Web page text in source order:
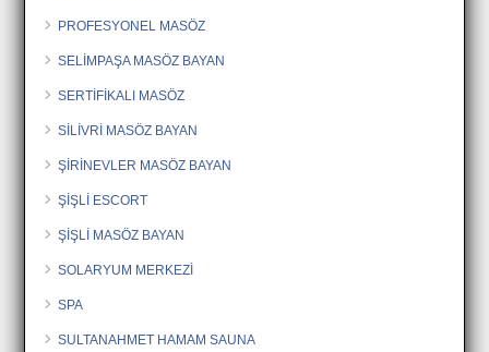
PROFESYONEL MASÖZ
SELİMPAŞA MASÖZ BAYAN
SERTİFİKALI MASÖZ
SİLİVRİ MASÖZ BAYAN
ŞİRİNEVLER MASÖZ BAYAN
ŞİŞLİ ESCORT
ŞİŞLİ MASÖZ BAYAN
SOLARYUM MERKEZİ
SPA
SULTANAHMET HAMAM SAUNA